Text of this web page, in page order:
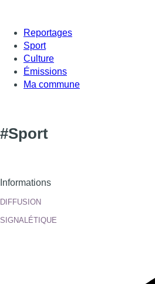
Reportages
Sport
Culture
Émissions
Ma commune
#Sport
Informations
DIFFUSION
SIGNALÉTIQUE